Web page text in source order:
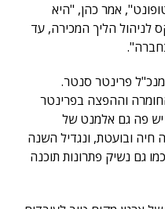
אמר כהן, "היא
לניהול הליך המכירה, עד
פרינטר סנטר.
וההפצה בפרינטר
יש פה גם אלמנט של
ובועטת, ונגדיל השנה
פרינטר סנטר ב-20%, כמו גם נשיק פתרונות תוכנה